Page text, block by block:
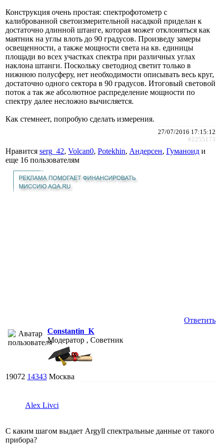
Конструкция очень простая: спектрофотометр с
калиброванной светоизмерительной насадкой приделан к
достаточно длинной штанге, которая может отклоняться как
маятник на углы влоть до 90 градусов. Произведу замеры
освещенности, а также мощности света на кв. единицы
площади во всех участках спектра при различных углах
наклона штанги. Поскольку светодиод светит только в
нижнюю полусферу, нет необходимости описывать весь круг,
достаточно одного сектора в 90 градусов. Итоговый световой
поток а так же абсолютное распределение мощности по
спектру далее несложно вычисляется.
Как стемнеет, попробую сделать измерения.
27/07/2016 17:15:12
#2255173
Нравится serg_42, Volcan0, Potekhin, Андерсен, Гуманоид и
еще 16 пользователям
Ответить
Constantin_K
Модератор , Советник
19072 14343 Москва
Alex Livci
С каким шагом выдает Argyll спектральные данные от такого
прибора?